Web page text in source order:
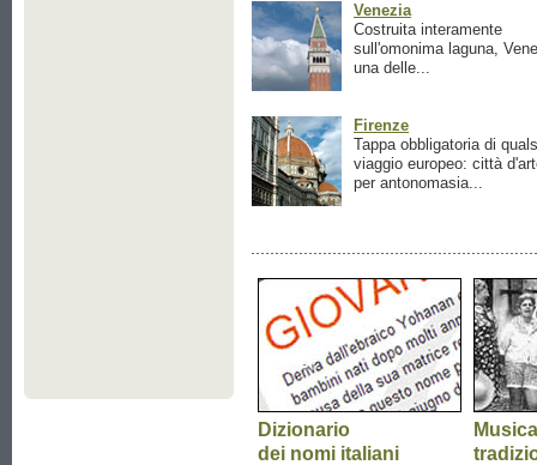
Venezia
Costruita interamente
sull'omonima laguna,
una delle...
Firenze
Tappa obbligatoria di
viaggio europeo: città
per antonomasia...
Dizionario
dei nomi italiani
Musica